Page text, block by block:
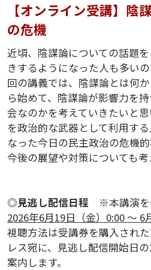
【オンライン受講】陰
の危機
近頃、陰謀論についての話題
きするようになった人も多い
回の講義では、陰謀論とは何
ら始めて、陰謀論が影響力を
会なのかを考えていきたいと
を政治的な武器として利用す
なった今日の民主政治の危機的
今後の展望や対策についても考
◎見逃し配信日程※本講演を
2026年6月19日（金）0:00 ～ 6
視聴方法は受講券を購入され
レス宛に、見逃し配信開始日
案内します。
講演アー
7日間無料